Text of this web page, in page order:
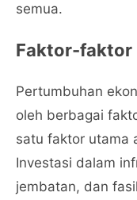
semua.
Faktor-faktor
Pertumbuhan
oleh berbagai
satu faktor utama
Investasi dalam
jembatan, dan